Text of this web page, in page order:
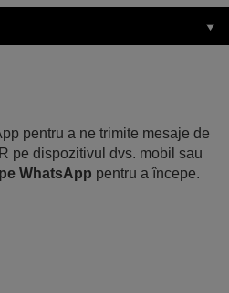
pentru a ne trimite mesaje de
pe dispozitivul dvs. mobil sau
WhatsApp pentru a începe.